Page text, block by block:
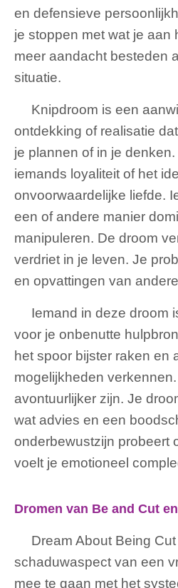
en defensieve
je stoppen met wat je aan
meer aandacht besteden
situatie.
Knipdroom is een
ontdekking of realisatie
je plannen of in je
iemands loyaliteit of het
onvoorwaardelijke liefde.
een of andere manier
manipuleren. De droom
verdriet in je leven. Je
en opvattingen van
Iemand in deze droom
voor je onbenutte
het spoor bijster raken en
mogelijkheden
avontuurlijker zijn. Je
wat advies en een
onderbewustzijn probeert
voelt je emotioneel
Dromen van Be and Cut
Dream About Being
schaduwaspect van een
mee te gaan met het